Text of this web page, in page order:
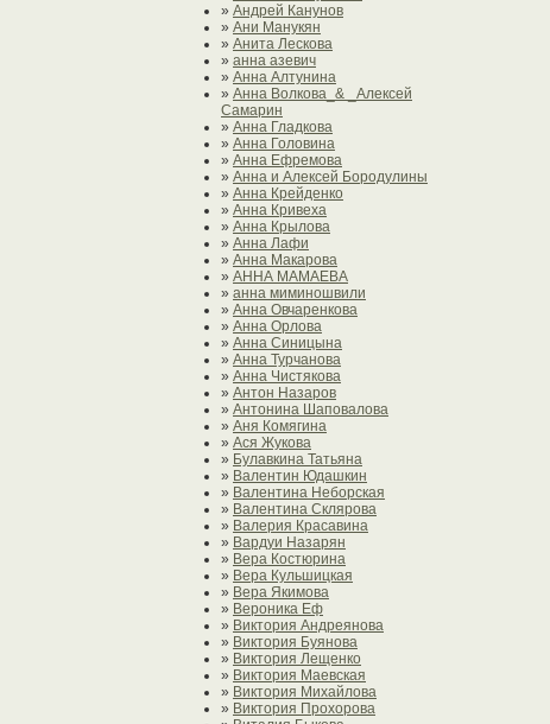
» Андрей Канунов
» Ани Манукян
» Анита Лескова
» анна азевич
» Анна Алтунина
» Анна Волкова_& _Алексей
Самарин
» Анна Гладкова
» Анна Головина
» Анна Ефремова
» Анна и Алексей Бородулины
» Анна Крейденко
» Анна Кривеха
» Анна Крылова
» Анна Лафи
» Анна Макарова
» АННА МАМАЕВА
» анна миминошвили
» Анна Овчаренкова
» Анна Орлова
» Анна Синицына
» Анна Турчанова
» Анна Чистякова
» Антон Назаров
» Антонина Шаповалова
» Аня Комягина
» Ася Жукова
» Булавкина Татьяна
» Валентин Юдашкин
» Валентина Неборская
» Валентина Склярова
» Валерия Красавина
» Вардуи Назарян
» Вера Костюрина
» Вера Кульшицкая
» Вера Якимова
» Вероника Еф
» Виктория Андреянова
» Виктория Буянова
» Виктория Лещенко
» Виктория Маевская
» Виктория Михайлова
» Виктория Прохорова